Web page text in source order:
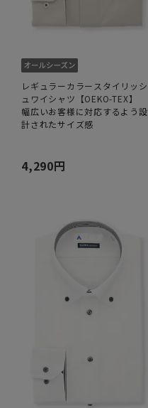
レギュラーカラースタイリッシ
ュワイシャツ【OEKO-TEX】
幅広いお客様に対応するよう設
計されたサイズ感
4,290円